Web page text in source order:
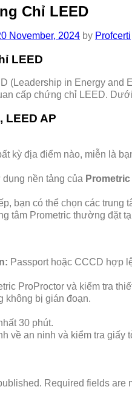
Chỉ LEED
November, 2024 by Profcerti
LEED
(Leadership in Energy
cấp chứng chỉ LEED.
LEED AP
kỳ địa điểm nào, miễn là
nền tảng của
bạn có thể chọn các trung
tâm Prometric thường đặt
Passport hoặc CCCD hợp
ProProctor và kiểm tra
không bị gián đoạn.
30 phút.
về an ninh và kiểm tra giấy
Required fields are